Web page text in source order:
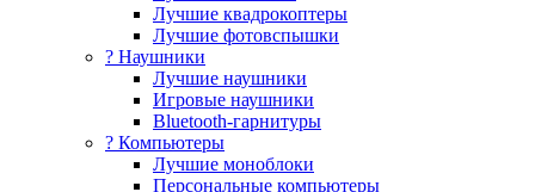
Лучшие квадрокоптеры
Лучшие фотовспышки
? Наушники
Лучшие наушники
Игровые наушники
Bluetooth-гарнитуры
?️ Компьютеры
Лучшие моноблоки
Персональные компьютеры